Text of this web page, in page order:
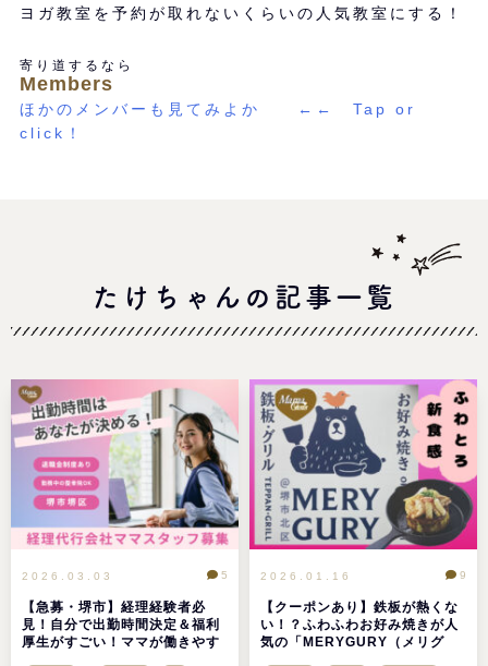
ヨガ教室を予約が取れないくらいの人気教室にする！
寄り道するなら
Members
ほかのメンバーも見てみよか ←← Tap or
click！
たけちゃんの記事一覧
2026.03.03
【急募・堺市】経理経験者必
見！自分で出勤時間決定＆福利
厚生がすごい！ママが働きやす
5 2026.01.16
【クーポンあり】鉄板が熱くな
い！？ふわふわお好み焼きが人
気の「MERYGURY（メリグ
9